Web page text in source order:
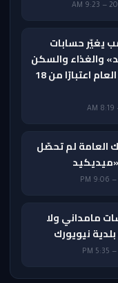
يغيّر حسابات
والغذاء والسكن
قد تدخل تقييم العبء العام اعتبارًا من 18
العامة لم تحصّل
مامداني ولا
نيويورك